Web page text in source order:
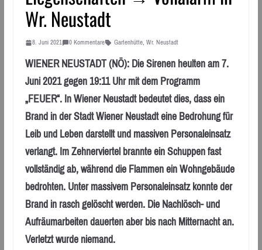
Wr. Neustadt
8. Juni 2021 0 Kommentare Gartenhütte, Wr. Neustadt
WIENER NEUSTADT (NÖ): Die Sirenen heulten am 7.
Juni 2021 gegen 19:11 Uhr mit dem Programm
„FEUER“. In Wiener Neustadt bedeutet dies, dass ein
Brand in der Stadt Wiener Neustadt eine Bedrohung für
Leib und Leben darstellt und massiven Personaleinsatz
verlangt. Im Zehnerviertel brannte ein Schuppen fast
vollständig ab, während die Flammen ein Wohngebäude
bedrohten. Unter massivem Personaleinsatz konnte der
Brand in rasch gelöscht werden. Die Nachlösch- und
Aufräumarbeiten dauerten aber bis nach Mitternacht an.
Verletzt wurde niemand.